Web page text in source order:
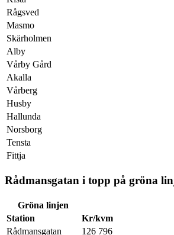
Rågsved
Masmo
Skärholmen
Alby
Vårby Gård
Akalla
Vårberg
Husby
Hallunda
Norsborg
Tensta
Fittja
Rådmansgatan i topp på gröna
Gröna linjen
Station
Kr/kvm
Rådmansgatan
126 796